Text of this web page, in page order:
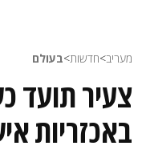
מעריב>חדשות>בעולם
צעיר תועד
באכזריות